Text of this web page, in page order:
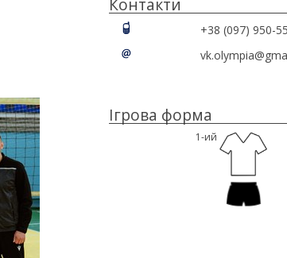
Контакти
+38 (097) 950-
Ігрова форма
1-ий